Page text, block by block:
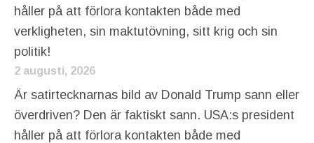
håller på att förlora kontakten både med
verkligheten, sin maktutövning, sitt krig och sin
politik!
2 augusti, 2026
Är satirtecknarnas bild av Donald Trump sann eller
överdriven? Den är faktiskt sann. USA:s president
håller på att förlora kontakten både med